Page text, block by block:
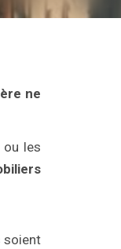
ne
les
soient